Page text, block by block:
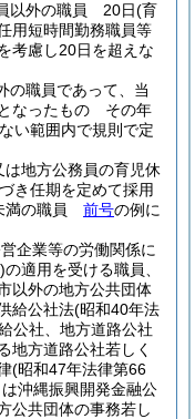
以外の職員 20日(育
用短時間勤務職員等
考慮し20日を超えな
の職員であって、当
なったもの その年
い範囲内で規則で定
地方公務員の育児休
き任期を定めて採用
満の職員 前号の例に
企業等の労働関係に
の適用を受ける職員、
以外の地方公共団体
給公社法(昭和40年法
公社、地方道路公社
地方道路公社若しく
(昭和47年法律第66
沖縄振興開発金融公
公共団体の事務若し